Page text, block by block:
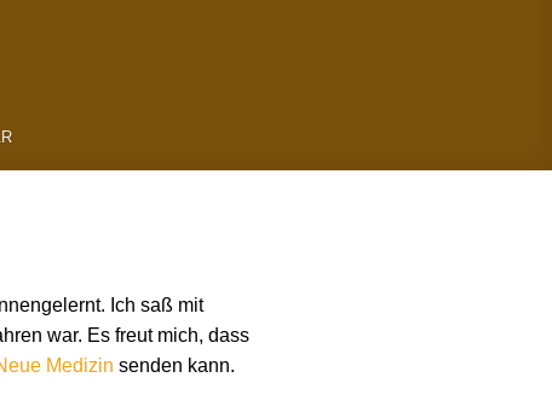
Ich saß mit
war. Es freut mich, dass
Medizin senden kann.